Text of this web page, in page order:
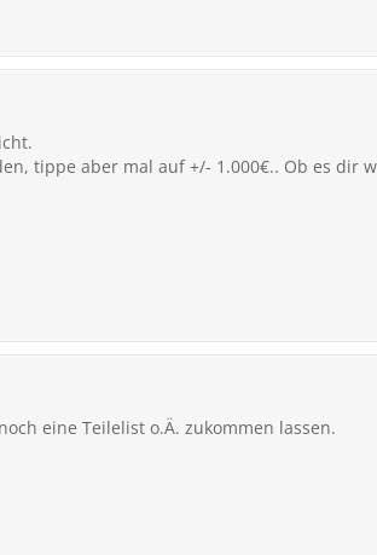
tippe aber mal auf +/- 1.000€.. Ob es dir
eine Teilelist o.Ä. zukommen lassen.